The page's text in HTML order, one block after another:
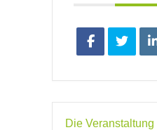
Die